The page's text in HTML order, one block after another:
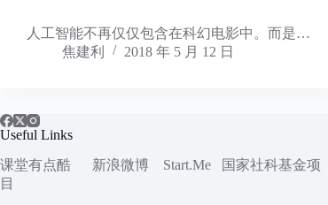
人工智能不再仅仅包含在科幻电影中。而是…
焦建利
2018 年 5 月 12 日
Useful Links
课堂有点酷
新浪微博 Start.Me 国家社科基金项
目